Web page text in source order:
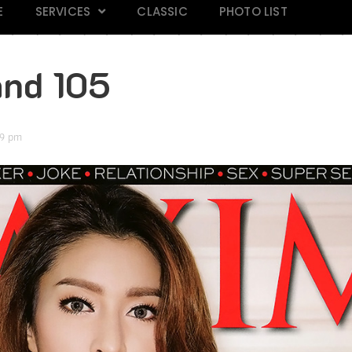
SERVICES CLASSIC PHOTO LIST
105
pm
IN Magazine 197 IN Magazine 194 FHM